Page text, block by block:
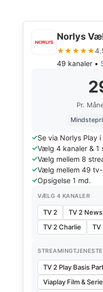
Norlys
★★★★★
49 kanaler •
Pr.
Se via Norlys Play i
Vælg 4 kanaler & 1
Vælg mellem 8
Vælg mellem 49
Opsigelse 1 md.
VÆLG 4 KANALER
TV 2 TV 2 News
TV 2 Charlie
TV
TV 2 Play Basis
Viaplay Film &